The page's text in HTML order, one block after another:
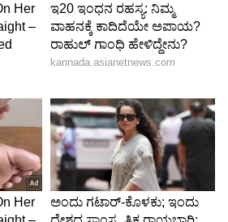
ಕರ್ನಾಟಕ ಸರ್ಕಾರದ
ಹಿಡಿದ ಕನ್ನಡಿಯಾಗಿದೆ.
ಶಿಕ್ಷೆಯ ಕೇಂದ್ರವಾಗದೆ,
ಮತ್ತು ಸುಧಾರಿತ ಕೈದಿಗಳು